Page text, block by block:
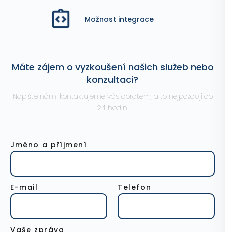
Možnost integrace
Máte zájem o vyzkoušení našich služeb nebo
konzultaci?
Napište nám! kontaktujeme vás obratem, a to nejpozději do
24 hodin.
Jméno a příjmení
E-mail Telefon